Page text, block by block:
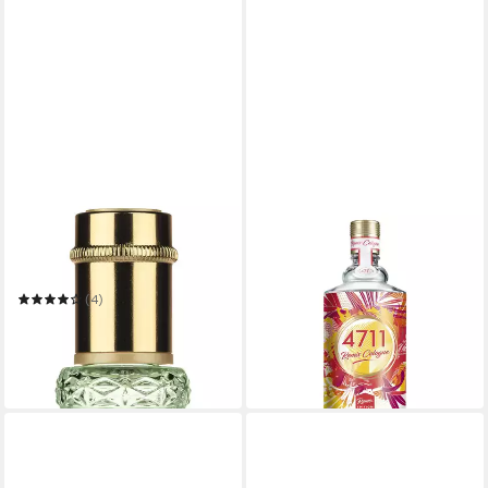
Eau de Cologne WAKENING
WOODS OF SCANDINAVIA
EAU DE COLOGNE
(4)
UVP
35,00 €
in 5-6 Werktagen bei dir
Eau de Cologne 4711 REMIX
(249,90 €/ 1 l)
in 1-2 Werktagen bei dir